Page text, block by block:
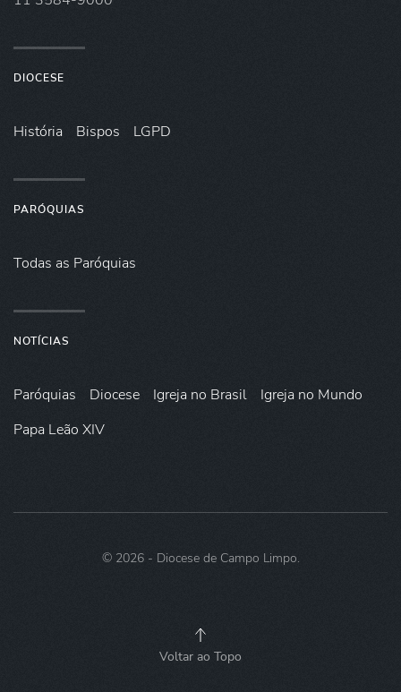
DIOCESE
História Bispos LGPD
PARÓQUIAS
Todas as Paróquias
NOTÍCIAS
Paróquias Diocese Igreja no Brasil
Igreja no Mundo
Papa Leão XIV
© 2026- Diocese de Campo Limpo.
Voltar ao Topo